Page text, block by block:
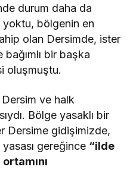
durum daha da
yoktu, bölgenin en
olan Dersimde, ister
bir başka
oluşmuştu.
ve halk
Bölge yasaklı bir
Dersime gidişimizde,
yasası gereğince “ilde